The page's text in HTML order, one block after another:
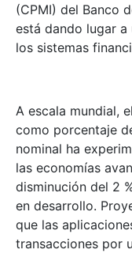
(CPMI) del Banco
está dando lugar
los sistemas
A escala mundial,
como porcentaje
nominal ha
las economías
disminución del 2
en desarrollo.
que las
transacciones por